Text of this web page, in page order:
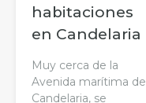
habitaciones
en Candelaria
Muy cerca de la
Avenida marítima de
Candelaria, se